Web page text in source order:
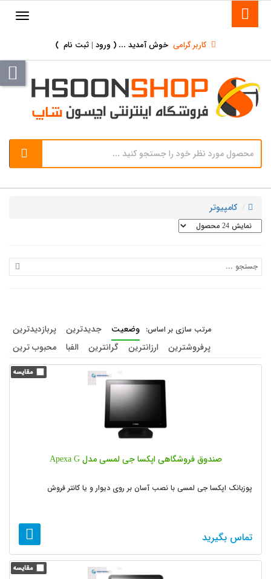
کاربر گرامی خوش آمدید ... ( ورود | ثبت نام )
کامپیوتر
وضعیت جدیدترین
پربازدیدترین
پرفروشترین
ارزانترین گرانترین الفبا محبوب ترین
صندوق فروشگاهی اپکسا جی لمسی مدل Apexa G
پوزبانک اپکسا جی لمسی با نصب آسان بر روی دیوار و یا کانتر فروش
تماس بگیرید